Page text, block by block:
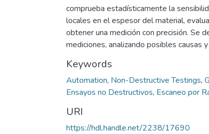
comprueba estadísticamente la
locales en el espesor del material,
obtener una medición con precisión. Se
mediciones, analizando posibles causas
Keywords
Automation, Non-Destructive Testings,
Ensayos no Destructivos, Escaneo por
URI
https://hdl.handle.net/2238/17690